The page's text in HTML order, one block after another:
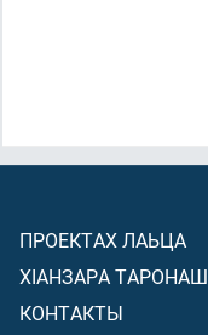
ПРОЕКТАХ ЛАЬЦА
ХIАНЗАРА ТАРОНАШ
КОНТАКТЫ